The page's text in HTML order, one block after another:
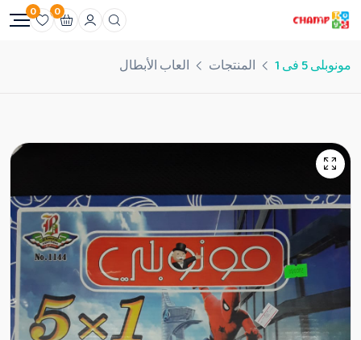
0
0
مونوبلى 5 فى 1 المنتجات العاب الأبطال